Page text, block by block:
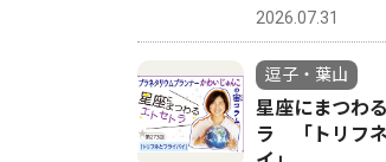
2026.07.31
逗子・葉山
星座にまつわ
ラ 「トリフ